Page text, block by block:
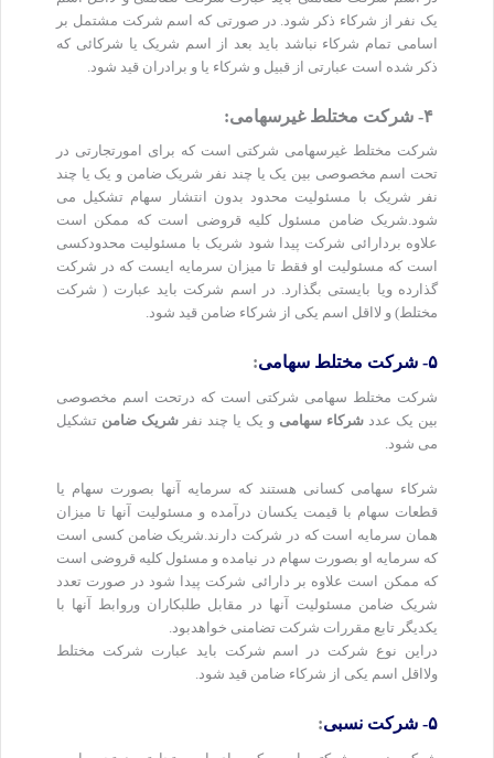
یک نفر از شرکاء ذکر شود. در صورتی که اسم شرکت مشتمل بر
اسامی تمام شرکاء نباشد باید بعد از اسم شریک یا شرکائی که
ذکر شده است عبارتی از قبیل و شرکاء یا و برادران قید شود.
:
شرکت مختلط غیرسهامی شرکتی است که برای امورتجارتی در
تحت اسم مخصوصی بین یک یا چند نفر شریک ضامن و یک یا چند
نفر شریک با مسئولیت محدود بدون انتشار سهام تشکیل می
شود.شریک ضامن مسئول کلیه قروضی است که ممکن است
علاوه بردارائی شرکت پیدا شود شریک با مسئولیت محدودکسی
است که مسئولیت او فقط تا میزان سرمایه ایست که در شرکت
گذارده ویا بایستی بگذارد. در اسم شرکت باید عبارت ( شرکت
مختلط) و لااقل اسم یکی از شرکاء ضامن قید شود.
۵- شرکت مختلط سهامی :
شرکت مختلط سهامی شرکتی است که درتحت اسم مخصوصی
بین یک عدد شرکاء سهامی و یک یا چند نفر شریک ضامن تشکیل
می شود.
شرکاء سهامی کسانی هستند که سرمایه آنها بصورت سهام یا
قطعات سهام با قیمت یکسان درآمده و مسئولیت آنها تا میزان
همان سرمایه است که در شرکت دارند.شریک ضامن کسی است
که سرمایه او بصورت سهام در نیامده و مسئول کلیه قروضی است
که ممکن است علاوه بر دارائی شرکت پیدا شود در صورت تعدد
شریک ضامن مسئولیت آنها در مقابل طلبکاران وروابط آنها با
یکدیگر تابع مقررات شرکت تضامنی خواهدبود.
دراین نوع شرکت در اسم شرکت باید عبارت شرکت مختلط
ولااقل اسم یکی از شرکاء ضامن قید شود.
۵- شرکت نسبی :